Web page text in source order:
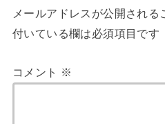
メールアドレスが公開される
付いている欄は必須項目です
コメント ※